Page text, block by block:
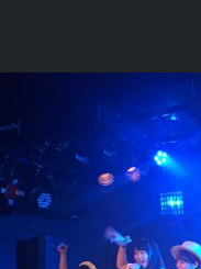
テ
ツ
へ
ス
キ